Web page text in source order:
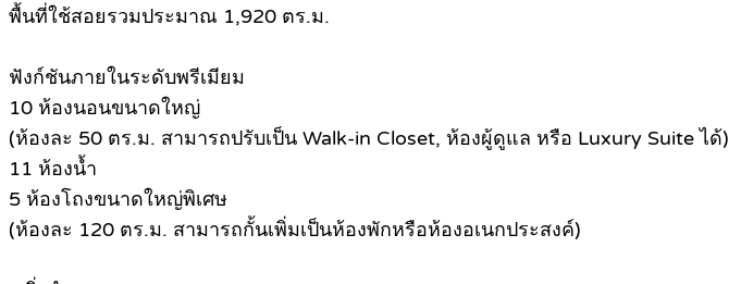
พื้นที่ใช้สอยรวมประมาณ 1,920 ตร.ม.
ฟังก์ชันภายในระดับพรีเมียม
10 ห้องนอนขนาดใหญ่
(ห้องละ 50 ตร.ม. สามารถปรับเป็น Walk-in Closet, ห้องผู้ดูแล หรือ Luxury Suite ได้)
11 ห้องน้ำ
5 ห้องโถงขนาดใหญ่พิเศษ
(ห้องละ 120 ตร.ม. สามารถกั้นเพิ่มเป็นห้องพักหรือห้องอเนกประสงค์)